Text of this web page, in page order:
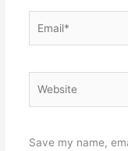
Save my name,